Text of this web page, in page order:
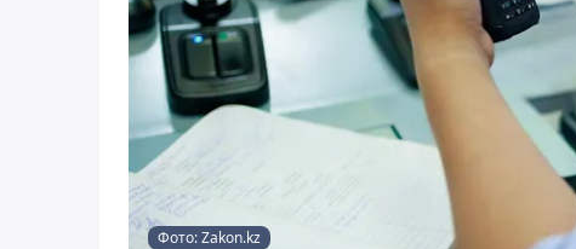
Фото: Zakon.kz